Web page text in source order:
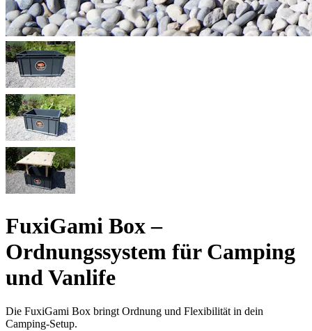
FuxiGami Box –
Ordnungssystem für Camping
und Vanlife
Die FuxiGami Box bringt Ordnung und Flexibilität in dein
Camping-Setup.